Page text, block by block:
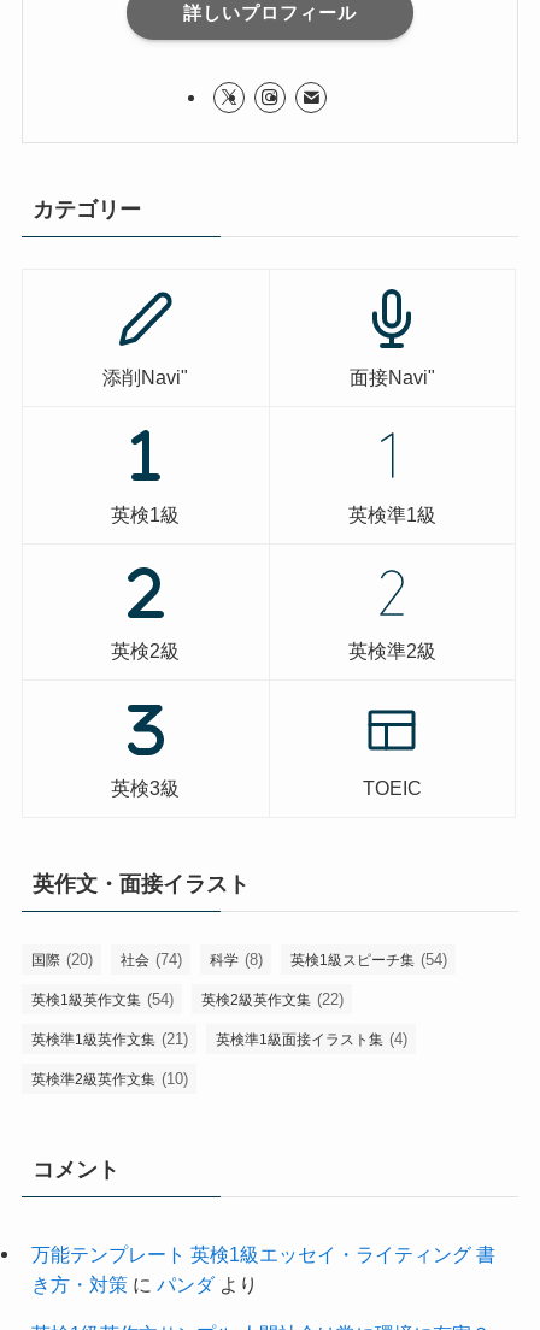
詳しいプロフィール
カテゴリー
添削Navi" 面接Navi"
英検1級 英検準1級
英検2級 英検準2級
英検3級 TOEIC
英作文・面接イラスト
国際 (20) 社会 (74) 科学 (8) 英検1級スピーチ集 (54)
英検1級英作文集 (54) 英検2級英作文集 (22)
英検準1級英作文集 (21) 英検準1級面接イラスト集 (4)
英検準2級英作文集 (10)
コメント
万能テンプレート 英検1級エッセイ・ライティング 書
き方・対策に パンダより